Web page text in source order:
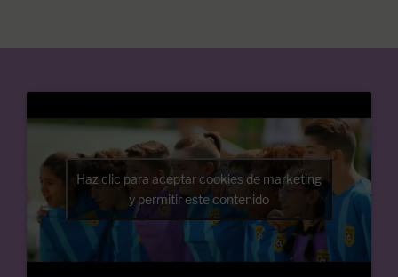
Haz clic para aceptar cookies de marketing
y permitir este contenido